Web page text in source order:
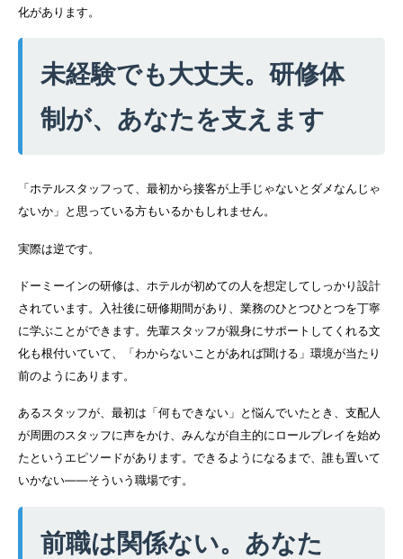
化があります。
未経験でも大丈夫。研修体
制が、あなたを支えます
「ホテルスタッフって、最初から接客が上手じゃないとダメなんじゃ
ないか」と思っている方もいるかもしれません。
実際は逆です。
ドーミーインの研修は、ホテルが初めての人を想定してしっかり設計
されています。入社後に研修期間があり、業務のひとつひとつを丁寧
に学ぶことができます。先輩スタッフが親身にサポートしてくれる文
化も根付いていて、「わからないことがあれば聞ける」環境が当たり
前のようにあります。
あるスタッフが、最初は「何もできない」と悩んでいたとき、支配人
が周囲のスタッフに声をかけ、みんなが自主的にロールプレイを始め
たというエピソードがあります。できるようになるまで、誰も置いて
いかない——そういう職場です。
前職は関係ない。あなた